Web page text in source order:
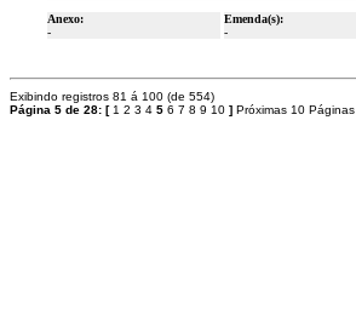
Anexo:
-
Emenda(s):
-
Exibindo registros 81 á 100 (de 554)
Página 5 de 28: [ 1 2 3 4 5 6 7 8 9 10 ] Próximas 10 Páginas